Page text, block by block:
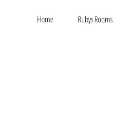
Home Rubys Rooms